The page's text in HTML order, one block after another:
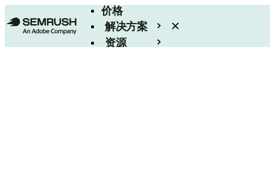
价格
解决方案
资源